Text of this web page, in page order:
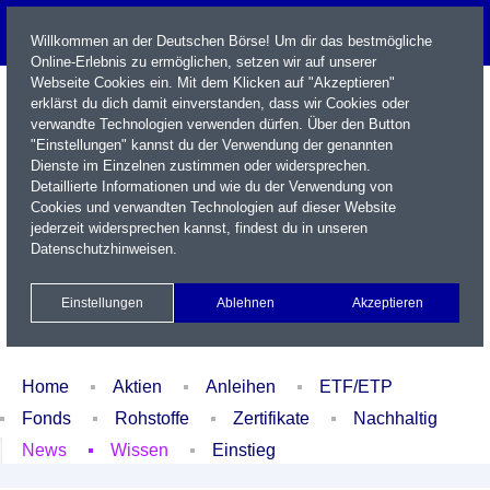
Name / WKN / ISIN / Kürzel
Xetra Realtime
Watchlist Portfolio Login
Home Aktien Anleihen
ETF/ETP
Fonds
Rohstoffe Zertifikate
Nachhaltig
News
Wissen Einstieg
Willkommen an der Deutschen Börse! Um dir das bestmögliche
Online-Erlebnis zu ermöglichen, setzen wir auf unserer
Webseite Cookies ein. Mit dem Klicken auf "Akzeptieren"
erklärst du dich damit einverstanden, dass wir Cookies oder
verwandte Technologien verwenden dürfen. Über den Button
"Einstellungen" kannst du der Verwendung der genannten
Dienste im Einzelnen zustimmen oder widersprechen.
Detaillierte Informationen und wie du der Verwendung von
Cookies und verwandten Technologien auf dieser Website
jederzeit widersprechen kannst, findest du in unseren
Datenschutzhinweisen.
Einstellungen Ablehnen Akzeptieren